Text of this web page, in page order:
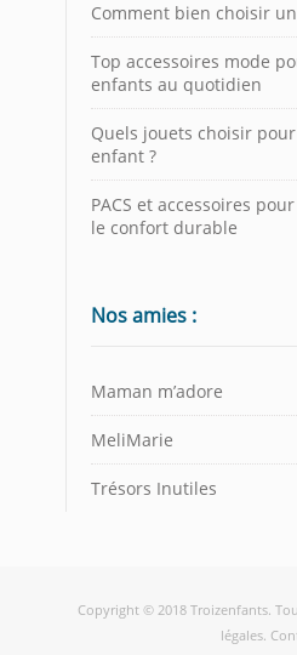
Comment bien choisir
Top accessoires mode
enfants au quotidien
Quels jouets choisir
enfant ?
PACS et accessoires
le confort durable
Nos amies :
Maman m’adore
MeliMarie
Trésors Inutiles
Copyright © 2018 Troizenfants.
légales.